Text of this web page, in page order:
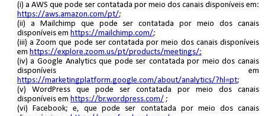
(i) a AWS que pode ser contatada por meio dos canais disponíveis em:
https://aws.amazon.com/pt/;
(ii) a Mailchimp que pode ser contatada por meio dos canais
disponíveis em https://mailchimp.com/;
(iii) a Zoom que pode ser contatada por meio dos canais disponíveis
em https://explore.zoom.us/pt/products/meetings/;
(iv) a Google Analytics que pode ser contatada por meio dos canais
disponíveis em
https://marketingplatform.google.com/about/analytics/?hl=pt;
(v) WordPress que pode ser contatada por meio dos canais
disponíveis em https://br.wordpress.com/ ;
(vi) Facebook; e, que pode ser contatada por meio dos canais